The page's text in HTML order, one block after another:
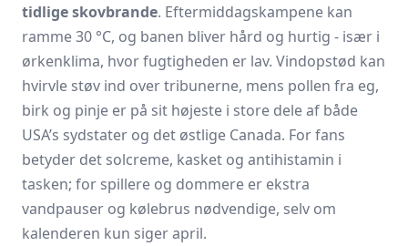
tidlige skovbrande. Eftermiddagskampene kan
ramme 30 °C, og banen bliver hård og hurtig - især i
ørkenklima, hvor fugtigheden er lav. Vindopstød kan
hvirvle støv ind over tribunerne, mens pollen fra eg,
birk og pinje er på sit højeste i store dele af både
USA’s sydstater og det østlige Canada. For fans
betyder det solcreme, kasket og antihistamin i
tasken; for spillere og dommere er ekstra
vandpauser og kølebrus nødvendige, selv om
kalenderen kun siger april.